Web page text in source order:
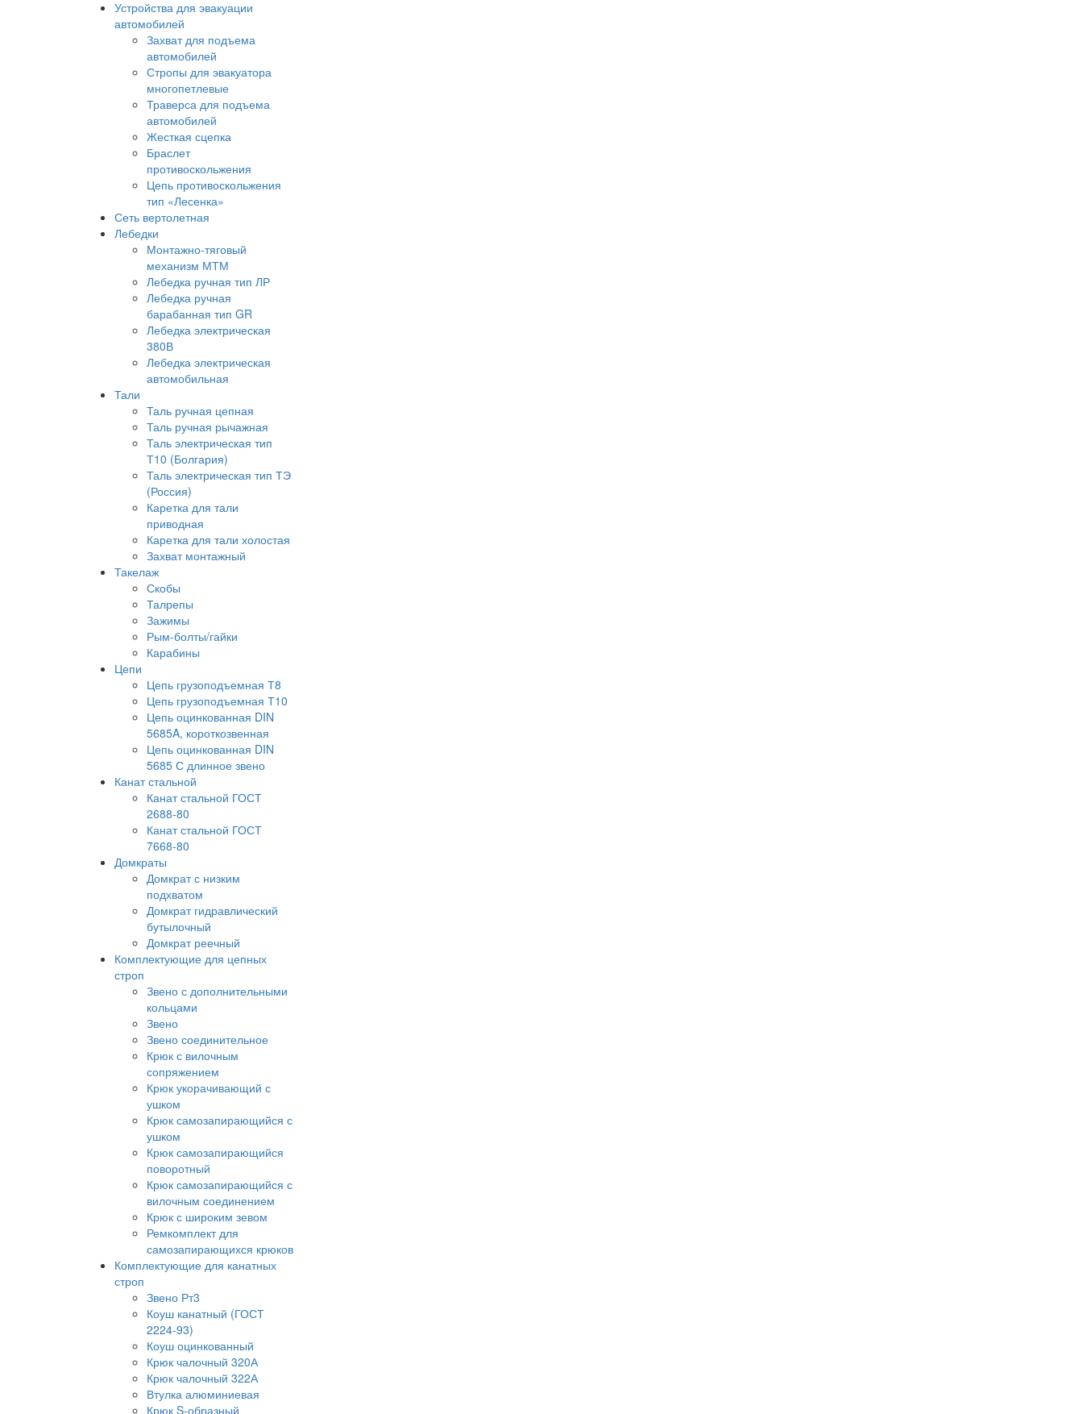
Устройства для эвакуации
автомобилей
Захват для подъема
автомобилей
Стропы для эвакуатора
многопетлевые
Траверса для подъема
автомобилей
Жесткая сцепка
Браслет
противоскольжения
Цепь противоскольжения
тип «Лесенка»
Сеть вертолетная
Лебедки
Монтажно-тяговый
механизм МТМ
Лебедка ручная тип ЛР
Лебедка ручная
барабанная тип GR
Лебедка электрическая
380В
Лебедка электрическая
автомобильная
Тали
Таль ручная цепная
Таль ручная рычажная
Таль электрическая тип
Т10 (Болгария)
Таль электрическая тип ТЭ
(Россия)
Каретка для тали
приводная
Каретка для тали холостая
Захват монтажный
Такелаж
Скобы
Талрепы
Зажимы
Рым-болты/гайки
Карабины
Цепи
Цепь грузоподъемная Т8
Цепь грузоподъемная Т10
Цепь оцинкованная DIN
5685A, короткозвенная
Цепь оцинкованная DIN
5685 С длинное звено
Канат стальной
Канат стальной ГОСТ
2688-80
Канат стальной ГОСТ
7668-80
Домкраты
Домкрат с низким
подхватом
Домкрат гидравлический
бутылочный
Домкрат реечный
Комплектующие для цепных
строп
Звено с дополнительными
кольцами
Звено
Звено соединительное
Крюк с вилочным
сопряжением
Крюк укорачивающий с
ушком
Крюк самозапирающийся с
ушком
Крюк самозапирающийся
поворотный
Крюк самозапирающийся с
вилочным соединением
Крюк с широким зевом
Ремкомплект для
самозапирающихся крюков
Комплектующие для канатных
строп
Звено Рт3
Коуш канатный (ГОСТ
2224-93)
Коуш оцинкованный
Крюк чалочный 320А
Крюк чалочный 322А
Втулка алюминиевая
Крюк S-образный